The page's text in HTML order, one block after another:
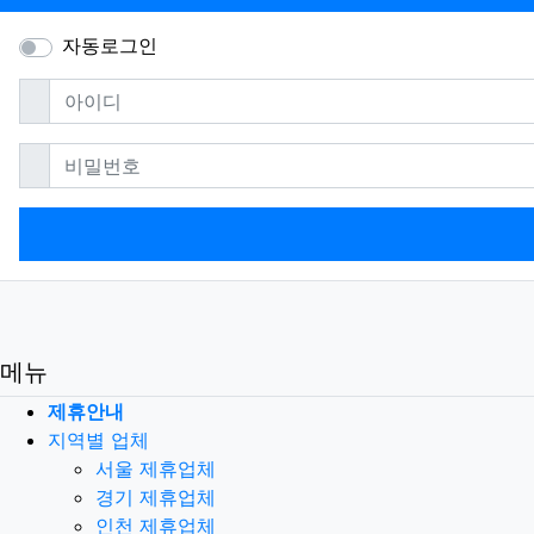
자동로그인
아이디필수
비밀번호필수
메뉴
제휴안내
지역별 업체
서울 제휴업체
경기 제휴업체
인천 제휴업체